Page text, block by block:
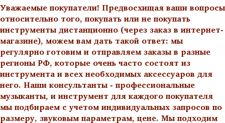
Уважаемые покупатели! Предвосхищая ваши вопросы
относительно того, покупать или не покупать
инструменты дистанционно (через заказ в интернет-
магазине), можем вам дать такой ответ: мы
регулярно готовим и отправляем заказы в разные
регионы РФ, которые очень часто состоят из
инструмента и всех необходимых аксессуаров для
него. Наши консультанты - профессиональные
музыканты, и инструмент для каждого покупателя
мы подбираем с учетом индивидуальных запросов по
размеру, звуковым параметрам, цене. Мы подходим